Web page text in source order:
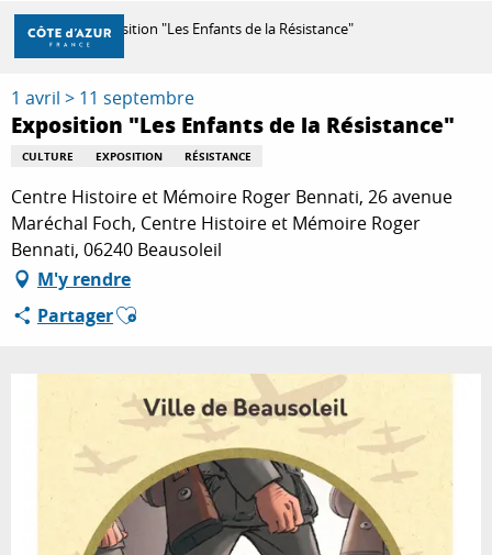
Aller
contenu
principal
DÉCOUVRIR
À FAIRE
SÉJOURNER
Accueil Exposition "Les Enfants de la Résistance"
1 avril > 11 septembre
Exposition "Les Enfants de la Résistance"
CULTURE EXPOSITION RÉSISTANCE
Centre Histoire et Mémoire Roger Bennati, 26 avenue
Maréchal Foch, Centre Histoire et Mémoire Roger
Bennati, 06240 Beausoleil
M'y rendre
PartagerAjouter aux favoris